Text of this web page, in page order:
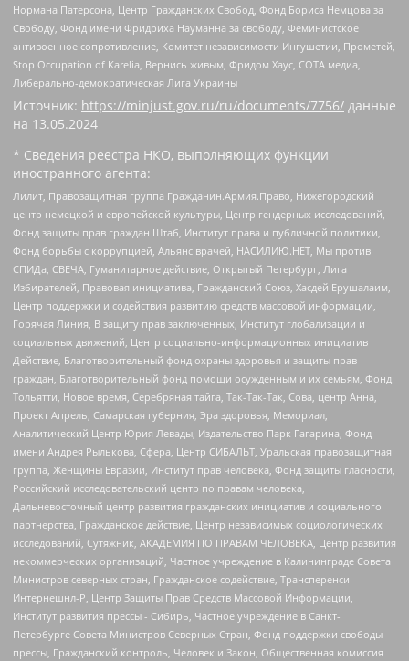
Нормана Патерсона, Центр Гражданских Свобод, Фонд Бориса Немцова за
Свободу, Фонд имени Фридриха Науманна за свободу, Феминистское
антивоенное сопротивление, Комитет независимости Ингушетии, Прометей,
Stop Occupation of Karelia, Вернись живым, Фридом Хаус, СОТА медиа,
Либерально-демократическая Лига Украины
Источник: https://minjust.gov.ru/ru/documents/7756/ данные
на 13.05.2024
* Сведения реестра НКО, выполняющих функции
иностранного агента:
Лилит, Правозащитная группа Гражданин.Армия.Право, Нижегородский
центр немецкой и европейской культуры, Центр гендерных исследований,
Фонд защиты прав граждан Штаб, Институт права и публичной политики,
Фонд борьбы с коррупцией, Альянс врачей, НАСИЛИЮ.НЕТ, Мы против
СПИДа, СВЕЧА, Гуманитарное действие, Открытый Петербург, Лига
Избирателей, Правовая инициатива, Гражданский Союз, Хасдей Ерушалаим,
Центр поддержки и содействия развитию средств массовой информации,
Горячая Линия, В защиту прав заключенных, Институт глобализации и
социальных движений, Центр социально-информационных инициатив
Действие, Благотворительный фонд охраны здоровья и защиты прав
граждан, Благотворительный фонд помощи осужденным и их семьям, Фонд
Тольятти, Новое время, Серебряная тайга, Так-Так-Так, Сова, центр Анна,
Проект Апрель, Самарская губерния, Эра здоровья, Мемориал,
Аналитический Центр Юрия Левады, Издательство Парк Гагарина, Фонд
имени Андрея Рылькова, Сфера, Центр СИБАЛЬТ, Уральская правозащитная
группа, Женщины Евразии, Институт прав человека, Фонд защиты гласности,
Российский исследовательский центр по правам человека,
Дальневосточный центр развития гражданских инициатив и социального
партнерства, Гражданское действие, Центр независимых социологических
исследований, Сутяжник, АКАДЕМИЯ ПО ПРАВАМ ЧЕЛОВЕКА, Центр развития
некоммерческих организаций, Частное учреждение в Калининграде Совета
Министров северных стран, Гражданское содействие, Трансперенси
Интернешнл-Р, Центр Защиты Прав Средств Массовой Информации,
Институт развития прессы - Сибирь, Частное учреждение в Санкт-
Петербурге Совета Министров Северных Стран, Фонд поддержки свободы
прессы, Гражданский контроль, Человек и Закон, Общественная комиссия